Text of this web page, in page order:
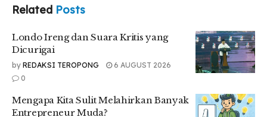
Tentu ini bukan soal meremehkan lulusan SMA. Banyak
lulusan SMA yang cerdas, berprestasi, dan memiliki bakat
kepemimpinan. Akan tetapi, kita harus objektif: tanggung
jawab seorang kepala negara jauh lebih berat daripada
sekadar mengajar di ruang kelas. Presiden dituntut
menghadapi persoalan hukum, diplomasi internasional,
Related Posts
Londo Ireng dan Suara Kritis yang
Dicurigai
by REDAKSI TEROPONG
6 AUGUST 2026
0
Mengapa Kita Sulit Melahirkan Banyak
Entrepreneur Muda?